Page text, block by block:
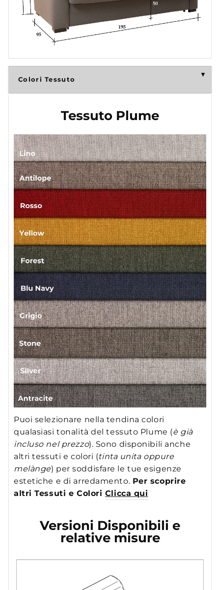
Colori Tessuto
Tessuto Plume
Puoi selezionare nella tendina colori
qualasiasi tonalità del tessuto Plume (è già
incluso nel prezzo). Sono disponibili anche
altri tessuti e colori (tinta unita oppure
melànge) per soddisfare le tue esigenze
estetiche e di arredamento. Per scoprire
altri Tessuti e Colori Clicca qui
Versioni Disponibili e
relative misure